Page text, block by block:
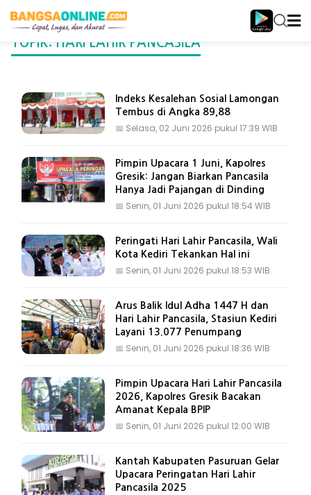
TOPIK: HARI LAHIR PANCASILA
Indeks Kesalehan Sosial Lamongan
Tembus di Angka 89,88
📅 Selasa, 02 Juni 2026 pukul 17:39 WIB
Pimpin Upacara 1 Juni, Kapolres
Gresik: Jangan Biarkan Pancasila
Hanya Jadi Pajangan di Dinding
📅 Senin, 01 Juni 2026 pukul 18:54 WIB
Peringati Hari Lahir Pancasila, Wali
Kota Kediri Tekankan Hal ini
📅 Senin, 01 Juni 2026 pukul 18:53 WIB
Arus Balik Idul Adha 1447 H dan
Hari Lahir Pancasila, Stasiun Kediri
Layani 13.077 Penumpang
📅 Senin, 01 Juni 2026 pukul 18:36 WIB
Pimpin Upacara Hari Lahir Pancasila
2026, Kapolres Gresik Bacakan
Amanat Kepala BPIP
📅 Senin, 01 Juni 2026 pukul 12:00 WIB
Kantah Kabupaten Pasuruan Gelar
Upacara Peringatan Hari Lahir
Pancasila 2025